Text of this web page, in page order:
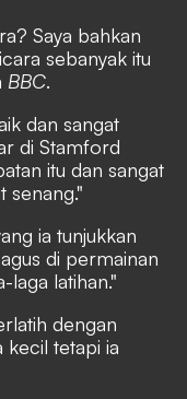
Saya bahkan
sebanyak itu
BBC.
dan sangat
di Stamford
itu dan sangat
senang."
ia tunjukkan
di permainan
laga latihan."
dengan
kecil tetapi ia